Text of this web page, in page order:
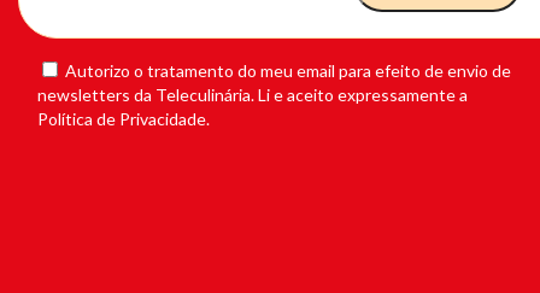
Autorizo o tratamento do meu email para efeito de envio de
newsletters da Teleculinária. Li e aceito expressamente a
Política de Privacidade.